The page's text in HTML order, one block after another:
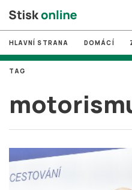
# MUNI
# Brno
# volby
login PŘIHLÁSIT SE
Zapomněli jste heslo?
HLAVNÍ STRANA DOMÁCÍ
TAG